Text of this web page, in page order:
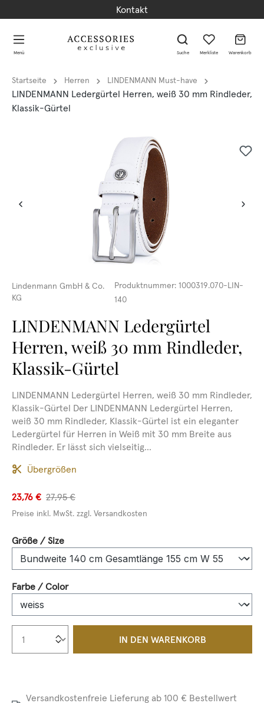
Kontakt
Menü Suche Merkliste Warenkorb
Startseite Herren LINDENMANN Must-have
LINDENMANN Ledergürtel Herren, weiß 30 mm Rindleder,
Klassik-Gürtel
Lindenmann GmbH & Co.
KG
Produktnummer: 1000319.070-LIN-
140
LINDENMANN Ledergürtel
Herren, weiß 30 mm Rindleder,
Klassik-Gürtel
LINDENMANN Ledergürtel Herren, weiß 30 mm Rindleder,
Klassik-Gürtel Der LINDENMANN Ledergürtel Herren,
weiß 30 mm Rindleder, Klassik-Gürtel ist ein eleganter
Ledergürtel für Herren in Weiß mit 30 mm Breite aus
Rindleder. Er lässt sich vielseitig...
Übergrößen
23,76 € 27,95 €
Preise inkl. MwSt. zzgl. Versandkosten
Größe / Sizeauswählen
Farbe / Colorauswählen
Produkt Anzahl: Gib den
IN DEN WARENKORB
Versandkostenfreie Lieferung ab 100 € Bestellwert